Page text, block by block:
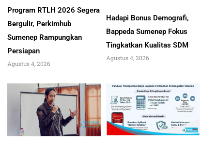
Program RTLH 2026 Segera
Bergulir, Perkimhub
Sumenep Rampungkan
Persiapan
Agustus 4, 2026
Hadapi Bonus Demografi,
Bappeda Sumenep Fokus
Tingkatkan Kualitas SDM
Agustus 4, 2026